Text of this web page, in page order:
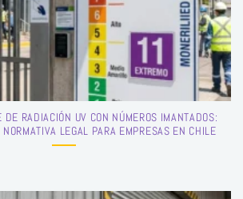
DE RADIACIÓN UV CON NÚMEROS IMANTADOS:
NORMATIVA LEGAL PARA EMPRESAS EN CHILE